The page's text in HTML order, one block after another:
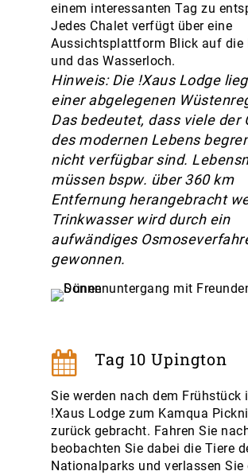
einem interessanten Tag zu
Jedes Chalet verfügt über eine
Aussichtsplattform Blick auf die
und das Wasserloch.
Hinweis: Die !Xaus Lodge
einer abgelegenen
Das bedeutet, dass viele der
des modernen Lebens
nicht verfügbar sind.
müssen bspw. über 360 km
Entfernung herangebracht
Trinkwasser wird durch ein
aufwändiges
gewonnen.
Tag 10 Upington
Sie werden nach dem Frühstück
!Xaus Lodge zum Kamqua
zurück gebracht. Fahren Sie
beobachten Sie dabei die Tiere
Nationalparks und verlassen Sie